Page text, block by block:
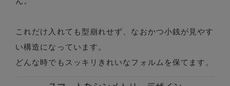
これだけ入れても型崩れせず、なおかつ小銭が見やす
い構造になっています。
どんな時でもスッキリきれいなフォルムを保てます。